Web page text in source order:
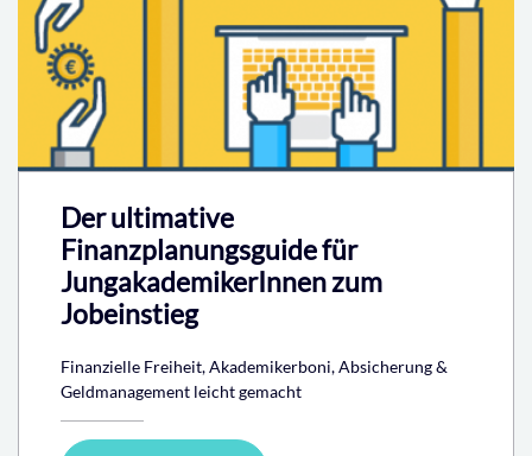
Der ultimative
Finanzplanungsguide für
JungakademikerInnen zum
Jobeinstieg
Finanzielle Freiheit, Akademikerboni, Absicherung &
Geldmanagement leicht gemacht